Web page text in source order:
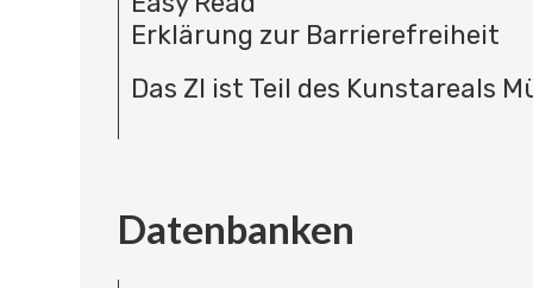
Erklärung zur Barrierefreiheit
Das ZI ist Teil des Kunstareals
Datenbanken